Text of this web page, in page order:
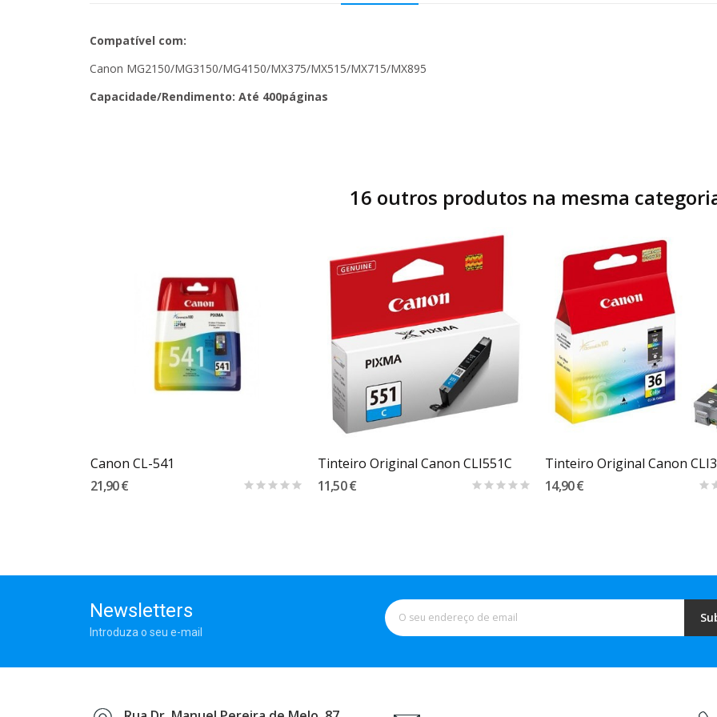
Compatível com:
Canon MG2150/MG3150/MG4150/MX375/MX515/MX715/MX895
Capacidade/Rendimento: Até 400páginas
16 outros produtos na mesma
Canon CL-541
21,90 €
Carrinho
Tinteiro Original Canon CLI551C
11,50 €
Carrinho
Tinteiro Original Canon
14,90 €
Newsletters
Introduza o seu e-mail